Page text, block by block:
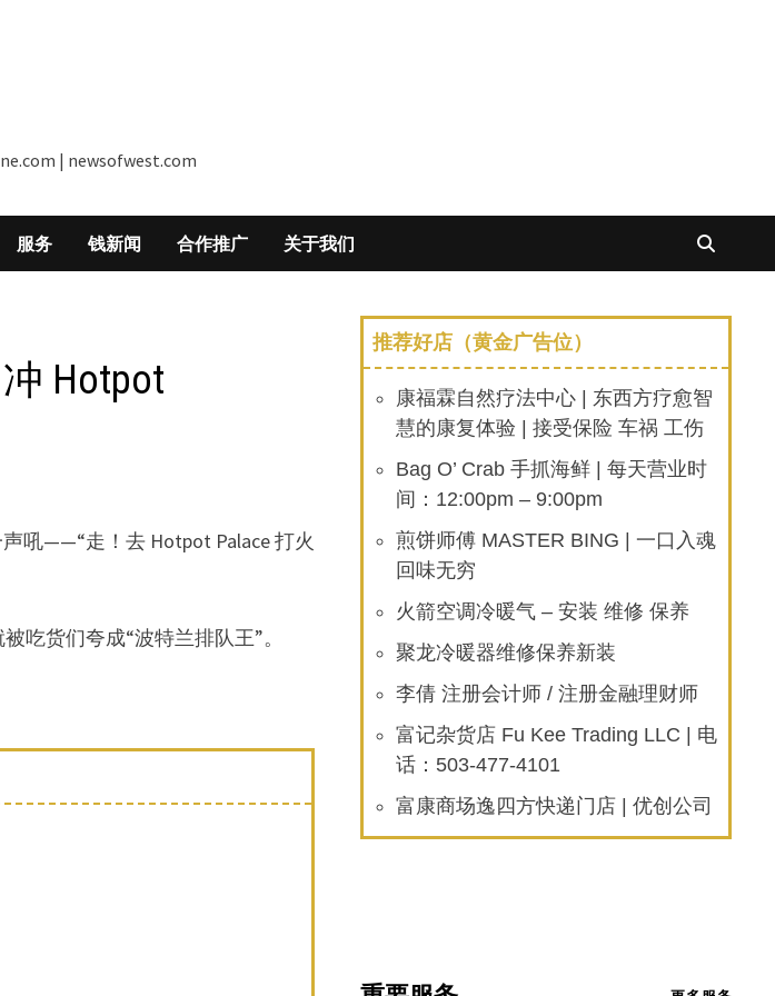
| newsofwest.com
服务 钱新闻 合作推广 关于我们
Hotpot
吼——“走！去 Hotpot Palace 打火
吃货们夸成“波特兰排队王”。
推荐好店（黄金广告位）
康福霖自然疗法中心 | 东西方疗愈智
慧的康复体验 | 接受保险 车祸 工伤
Bag O’ Crab 手抓海鲜 | 每天营业时
间：12:00pm – 9:00pm
煎饼师傅 MASTER BING | 一口入魂
回味无穷
火箭空调冷暖气 – 安装 维修 保养
聚龙冷暖器维修保养新装
李倩 注册会计师 / 注册金融理财师
富记杂货店 Fu Kee Trading LLC | 电
话：503-477-4101
富康商场逸四方快递门店 | 优创公司